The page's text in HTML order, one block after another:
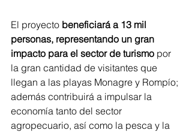
El proyecto beneficiará a 13 mil
personas, representando un gran
impacto para el sector de turismo por
la gran cantidad de visitantes que
llegan a las playas Monagre y Rompío;
además contribuirá a impulsar la
economía tanto del sector
agropecuario, así como la pesca y la